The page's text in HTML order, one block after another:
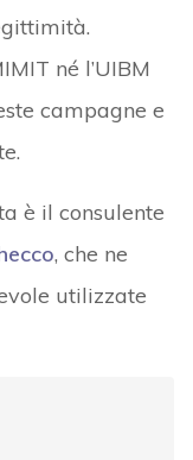
né l’UIBM
campagne e
è il consulente
, che ne
utilizzate